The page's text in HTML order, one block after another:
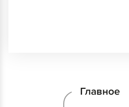
Главное